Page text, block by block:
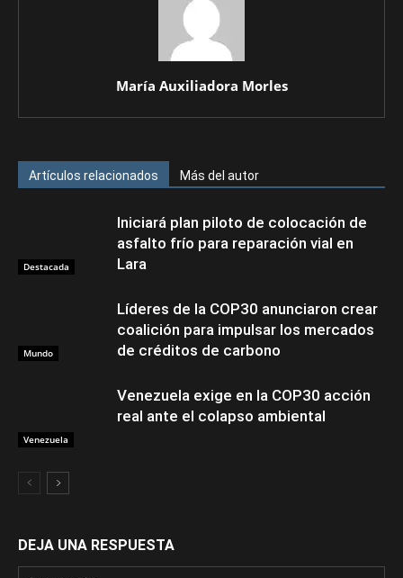
María Auxiliadora Morles
Artículos relacionados Más del autor
Destacada
Iniciará plan piloto de colocación de
asfalto frío para reparación vial en
Lara
Mundo
Líderes de la COP30 anunciaron crear
coalición para impulsar los mercados
de créditos de carbono
Venezuela
Venezuela exige en la COP30 acción
real ante el colapso ambiental
DEJA UNA RESPUESTA